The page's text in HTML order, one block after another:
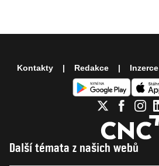
Další témata z našich webů
Kontakty Redakce Inzerce